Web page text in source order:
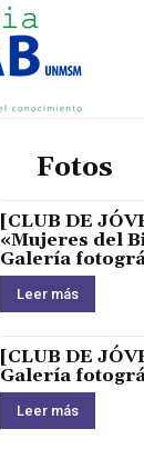
Fotos
[CLUB DE
«Mujeres del
Galería
Leer más
[CLUB DE
Galería
Leer más